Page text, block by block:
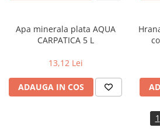
Apa minerala plata AQUA
CARPATICA 5 L
13,12 Lei
ADAUGA IN COS
1